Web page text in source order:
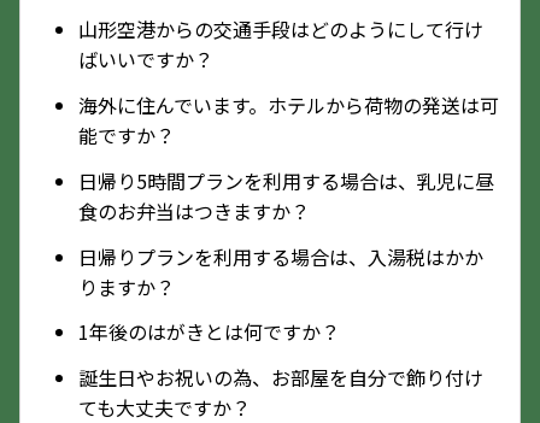
山形空港からの交通手段はどのようにして行け
ばいいですか？
海外に住んでいます。ホテルから荷物の発送は可
能ですか？
日帰り5時間プランを利用する場合は、乳児に昼
食のお弁当はつきますか？
日帰りプランを利用する場合は、入湯税はかか
りますか？
1年後のはがきとは何ですか？
誕生日やお祝いの為、お部屋を自分で飾り付け
ても大丈夫ですか？